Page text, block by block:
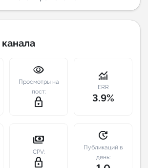
каналов в Telegram
сопровождение
visibility
Просмотры на
пост:
lock_outline
monitoring
ERR
3.9%
payments
CPV:
lock_outline
update
Публикаций в
день: